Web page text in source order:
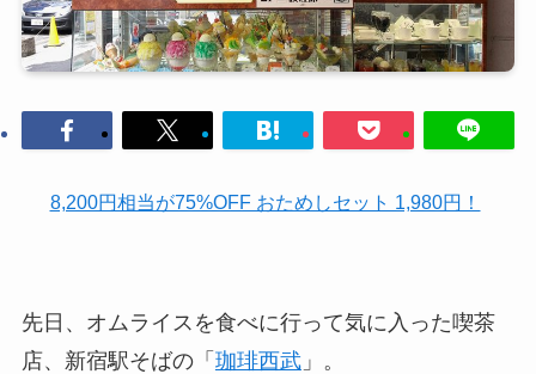
8,200円相当が75%OFF おためしセット 1,980円！
先日、オムライスを食べに行って気に入った喫茶
店、新宿駅そばの「 珈琲西武」。